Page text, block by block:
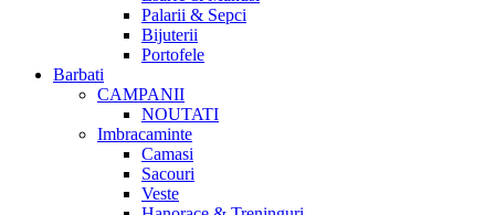
Palarii & Sepci
Bijuterii
Portofele
Barbati
CAMPANII
NOUTATI
Imbracaminte
Camasi
Sacouri
Veste